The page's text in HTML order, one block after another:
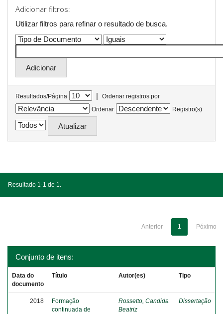
Adicionar filtros:
Utilizar filtros para refinar o resultado de busca.
Resultados/Página |
Ordenar registros por
Ordenar
Registro(s)
Resultado 1-1 de 1.
Anterior 1 Póximo
Conjunto de itens:
Data do
documento
Título Autor(es) Tipo
2018
Formação
continuada de
Rossetto, Candida
Beatriz
Dissertação